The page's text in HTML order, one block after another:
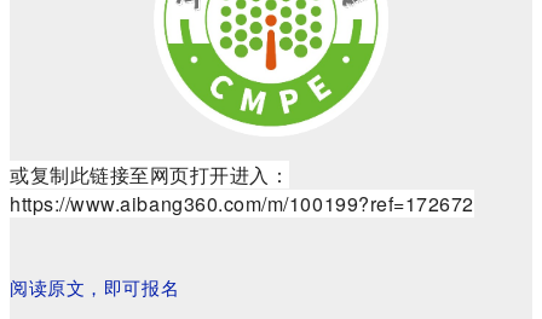
或复制此链接至网页打开进入：
https://www.aibang360.com/m/100199?ref=172672
阅读原文，即可报名